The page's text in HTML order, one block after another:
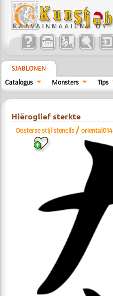
SJABLONEN
Catalogus
Monsters Tips
Hiëroglief sterkte
Oosterse stijl stencils /oriental014